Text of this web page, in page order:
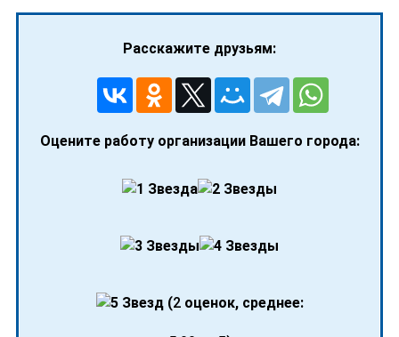
Расскажите друзьям:
Оцените работу организации Вашего города:
(2оценок, среднее: